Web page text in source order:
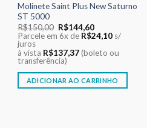
Molinete Saint Plus New Saturno
ST 5000
R$150,00 O
preço
era:
R$150,00.
R$144,60O
preço
atual
é:
R$144,60.
Parcele em 6x de R$24,10 s/
juros
à vista R$137,37 (boleto ou
transferência)
ADICIONAR AO CARRINHO